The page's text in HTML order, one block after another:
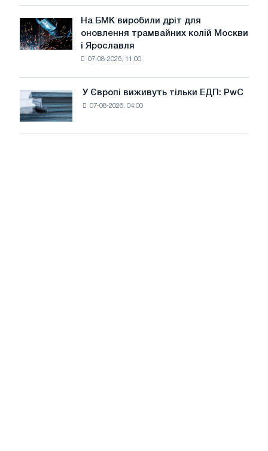
досягнення
цілей
декарбонізації
у
липні
На
БМК
виробили
трамвайних
колій
Москви
і
На БМК виробили дріт для
оновлення трамвайних колій Москви
і Ярославля
07-08-2026, 11:00
Європі
виживуть
тільки
У Європі виживуть тільки ЕДП: PwC
07-08-2026, 04:00